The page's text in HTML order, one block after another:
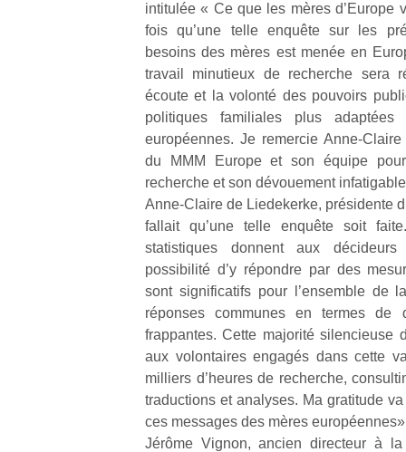
intitulée « Ce que les mères d’Europe
fois qu’une telle enquête sur les
besoins des mères est menée en
travail minutieux de recherche sera
écoute et la volonté des pouvoirs
politiques familiales plus
européennes. Je remercie Anne-
du MMM Europe et son équipe
recherche et son dévouement
Anne-Claire de Liedekerke, présidente
fallait qu’une telle enquête soit
statistiques donnent aux
possibilité d’y répondre par des
sont significatifs pour l’ensemble de
réponses communes en termes
frappantes. Cette majorité silencieuse
aux volontaires engagés dans cette
milliers d’heures de recherche,
traductions et analyses. Ma gratitude
ces messages des mères
Jérôme Vignon, ancien directeur à la
…